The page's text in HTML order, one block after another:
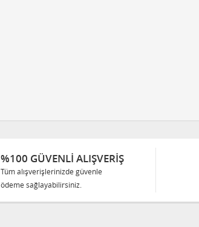
%100 GÜVENLİ ALIŞVERİŞ
Tüm alışverişlerinizde güvenle
ödeme sağlayabilirsiniz.